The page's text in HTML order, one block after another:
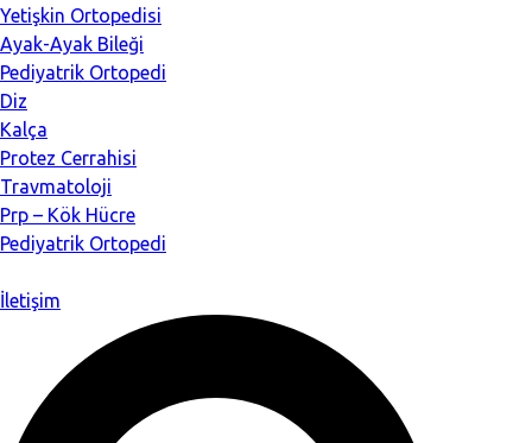
Yetişkin Ortopedisi
Ayak-Ayak Bileği
Pediyatrik Ortopedi
Diz
Kalça
Protez Cerrahisi
Travmatoloji
Prp – Kök Hücre
Pediyatrik Ortopedi
İletişim